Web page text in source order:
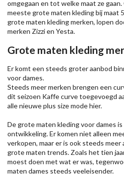
omgegaan en tot welke maat ze
meeste grote maten kleding bij maat
grote maten kleding merken, lopen
merken Zizzien Yesta.
Grote maten kleding
Er komt een steeds groter aanbod
voor dames.
Steeds meer merken brengen een
dit seizoen Kaffecurve toegevoegd
alle nieuweplus size modehier.
De grote maten kleding voor dames
ontwikkeling. Er komen niet alleen
verkopen, maar er is ook steeds
grote maten trends. Zoals het tien
moest doen met wat er was,
maten dames steeds veeleisender.